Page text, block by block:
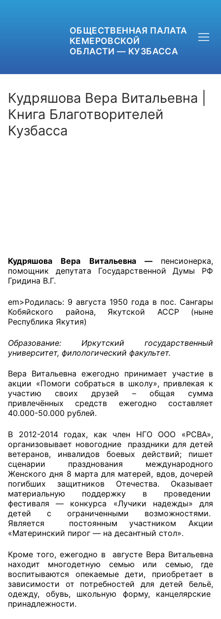
ОБЩЕСТВЕННАЯ ПАЛАТА
КЕМЕРОВСКОЙ
ОБЛАСТИ — КУЗБАССА
Общественные советы
Общественные советы при территориальных
органах федеральных органов
исполнительной власти
независимой оценки качества условий
оказания услуг
О Палате
Структура Палаты
Экспертный совет ОП КО
Совет ОП КО
Общественный штаб
Члены ОП КО
Документы ОП КО
Кодекс этики ОП КО
Положения
Кудряшова Вера Витальевна |
Книга Благотворителей
Кузбасса
Кудряшова Вера Витальевна — пенсионерка,
помощник депутата Государственной Думы РФ
Гридина В.Г.
em>Родилась: 9 августа 1950 года в пос. Сангары
Кобяйского района, Якутской АССР (ныне
Республика Якутия)
Образование: Иркутский государственный
университет, филологический факультет.
Вера Витальевна ежегодно принимает участие в
акции «Помоги собраться в школу», привлекая к
участию своих друзей – общая сумма
привлечённых средств ежегодно составляет
40.000-50.000 рублей.
В 2012-2014 годах, как член НГО ООО «РСВА»,
организовывает новогодние праздники для детей
ветеранов, инвалидов боевых действий; пишет
сценарии празднования международного
Женского дня 8 марта для матерей, вдов, дочерей
погибших защитников Отечества. Оказывает
материальную поддержку в проведении
фестиваля — конкурса «Лучики надежды» для
детей с ограниченными возможностями.
Является постоянным участником Акции
«Материнский пирог — на десантный стол».
Кроме того, ежегодно в августе Вера Витальевна
находит многодетную семью или семью, где
воспитываются опекаемые дети, приобретает в
зависимости от потребностей для детей бельё,
одежду, обувь, школьную форму, канцелярские
принадлежности.